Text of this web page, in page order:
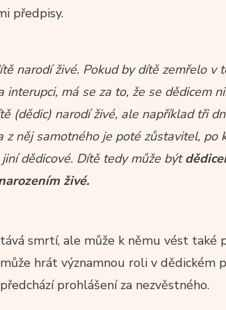
předpisy.
narodí živé. Pokud by dítě zemřelo v
má se za to, že se dědicem
(dědic) narodí živé, ale například tři
z něj samotného je poté zůstavitel, po
dědicové. Dítě tedy může být
živé.
smrtí, ale může k němu vést také
hrát významnou roli v dědickém
prohlášení za nezvěstného.